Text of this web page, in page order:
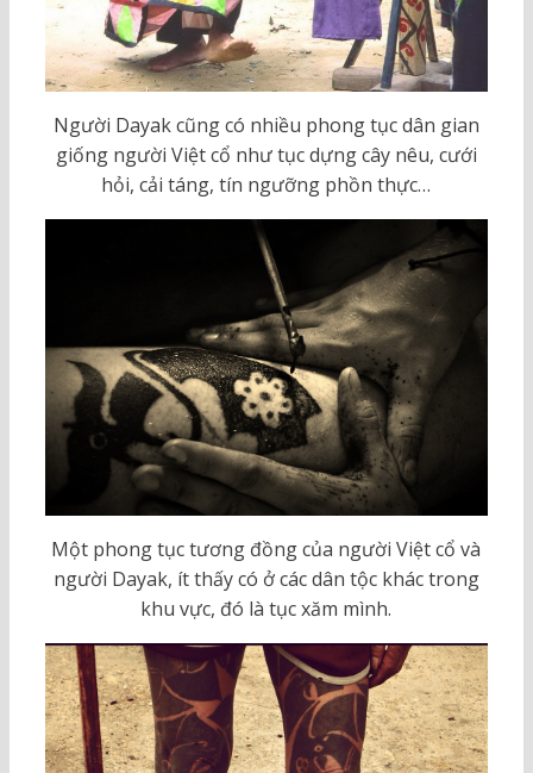
Người Dayak cũng có nhiều phong tục dân gian
giống người Việt cổ như tục dựng cây nêu, cưới
hỏi, cải táng, tín ngưỡng phồn thực…
Một phong tục tương đồng của người Việt cổ và
người Dayak, ít thấy có ở các dân tộc khác trong
khu vực, đó là tục xăm mình.